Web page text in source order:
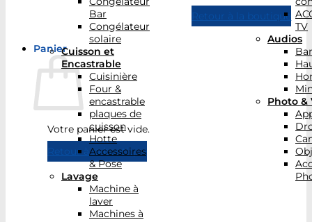
Retour à la boutique
Panier
Votre panier est vide.
Retour à la boutique
Bar
Congélateur
solaire
Cuisson et
Encastrable
Cuisinière
Four &
encastrable
plaques de
cuisson
Hotte
Accessoires
& Pose
Lavage
Machine à
laver
Machines à
TV
Audios
Photo &